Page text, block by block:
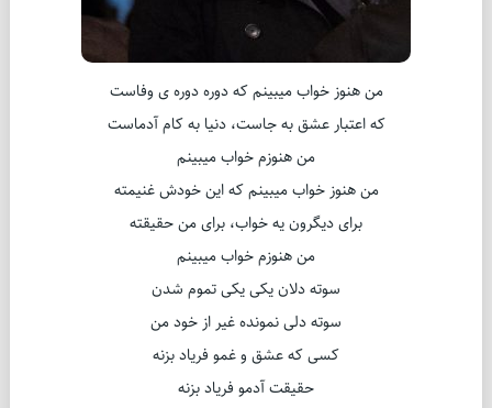
من هنوز خواب میبینم که دوره دوره ی وفاست
که اعتبار عشق به جاست، دنیا به کام آدماست
من هنوزم خواب میبینم
من هنوز خواب میبینم که این خودش غنیمته
برای دیگرون یه خواب، برای من حقیقته
من هنوزم خواب میبینم
سوته دلان یکی یکی تموم شدن
سوته دلی نمونده غیر از خود من
کسی که عشق و غمو فریاد بزنه
حقیقت آدمو فریاد بزنه